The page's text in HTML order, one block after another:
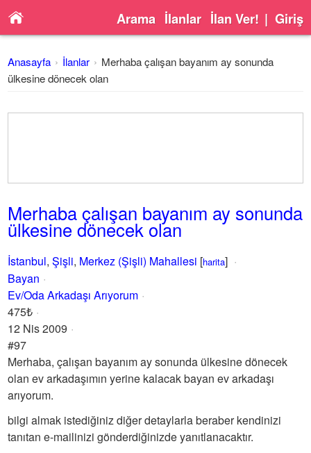
Arama İlanlar İlan Ver! | Giriş
Anasayfa İlanlar
Merhaba çalışan bayanım ay sonunda
ülkesine dönecek olan
Merhaba çalışan bayanım ay sonunda
ülkesine dönecek olan
İstanbul,Şişli, Merkez (Şişli) Mahallesi [harita]
Bayan
Ev/Oda Arkadaşı Arıyorum
475₺
12 Nis 2009
#97
Merhaba, çalışan bayanım ay sonunda ülkesine dönecek
olan ev arkadaşımın yerine kalacak bayan ev arkadaşı
arıyorum.
bilgi almak istediğiniz diğer detaylarla beraber kendinizi
tanıtan e-mailinizi gönderdiğinizde yanıtlanacaktır.